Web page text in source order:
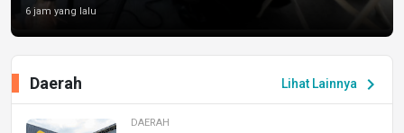
6 jam yang lalu
Lihat Lainnya chevron_right
Daerah
DAERAH